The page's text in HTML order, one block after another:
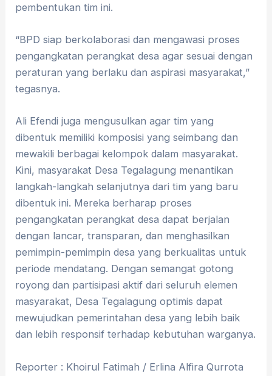
pembentukan tim ini.
“BPD siap berkolaborasi dan mengawasi proses
pengangkatan perangkat desa agar sesuai dengan
peraturan yang berlaku dan aspirasi masyarakat,”
tegasnya.
Ali Efendi juga mengusulkan agar tim yang
dibentuk memiliki komposisi yang seimbang dan
mewakili berbagai kelompok dalam masyarakat.
Kini, masyarakat Desa Tegalagung menantikan
langkah-langkah selanjutnya dari tim yang baru
dibentuk ini. Mereka berharap proses
pengangkatan perangkat desa dapat berjalan
dengan lancar, transparan, dan menghasilkan
pemimpin-pemimpin desa yang berkualitas untuk
periode mendatang. Dengan semangat gotong
royong dan partisipasi aktif dari seluruh elemen
masyarakat, Desa Tegalagung optimis dapat
mewujudkan pemerintahan desa yang lebih baik
dan lebih responsif terhadap kebutuhan warganya.
Reporter : Khoirul Fatimah / Erlina Alfira Qurrota